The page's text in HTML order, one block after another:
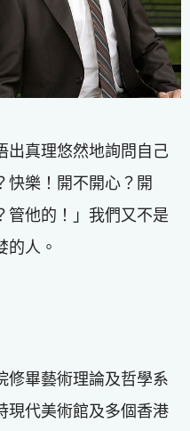
出真理悠然地詢問自己
快樂！開不開心？開
管他的！」我們又不是
的人。
修畢藝術理論及哲學系
現代美術館及多個香港